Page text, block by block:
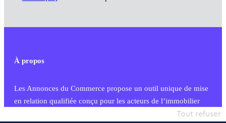
À propos
Les Annonces du Commerce propose un outil unique de mise
en relation qualifiée conçu pour les acteurs de l’immobilier
commercial et les collectivités territoriales, simple et intégrant
Tout refuser